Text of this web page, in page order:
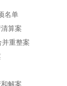
名单
算案
重整案
解案